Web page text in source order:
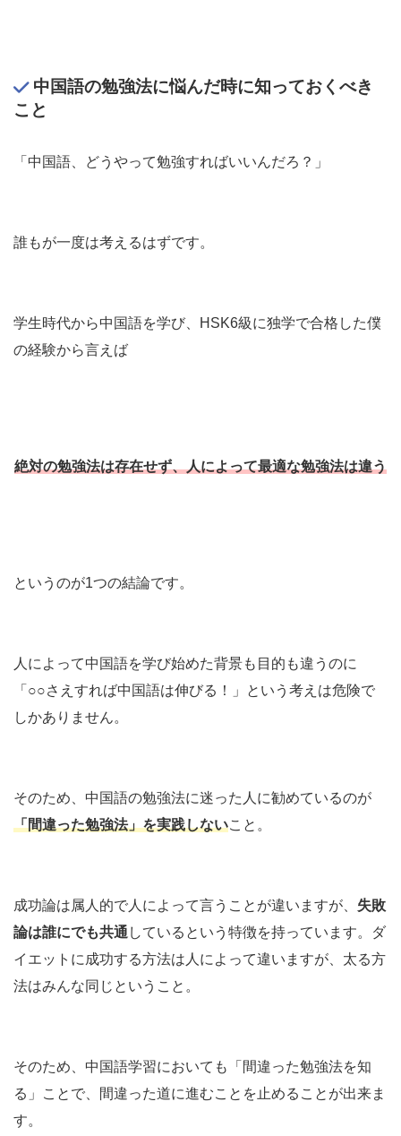
中国語の勉強法に悩んだ時に知っておくべき
こと
「中国語、どうやって勉強すればいいんだろ？」
誰もが一度は考えるはずです。
学生時代から中国語を学び、HSK6級に独学で合格した僕
の経験から言えば
絶対の勉強法は存在せず、人によって最適な勉強法は違う
というのが1つの結論です。
人によって中国語を学び始めた背景も目的も違うのに
「○○さえすれば中国語は伸びる！」という考えは危険で
しかありません。
そのため、中国語の勉強法に迷った人に勧めているのが
「間違った勉強法」を実践しないこと。
成功論は属人的で人によって言うことが違いますが、 失敗
論は誰にでも共通 しているという特徴を持っています。ダ
イエットに成功する方法は人によって違いますが、太る方
法はみんな同じということ。
そのため、中国語学習においても「間違った勉強法を知
る」ことで、間違った道に進むことを止めることが出来ま
す。